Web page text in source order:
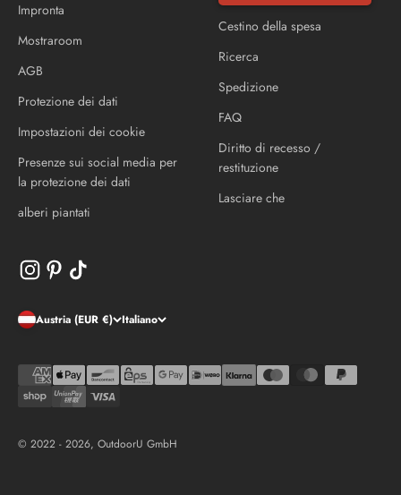
Impronta
Mostraroom
AGB
Protezione dei dati
Impostazioni dei cookie
Presenze sui social media per
la protezione dei dati
alberi piantati
Cestino della spesa
Ricerca
Spedizione
FAQ
Diritto di recesso /
restituzione
Lasciare che
Austria (EUR €) Italiano
© 2022 - 2026, OutdoorU GmbH